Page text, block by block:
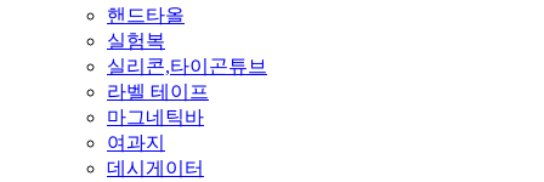
핸드타올
실험복
실리콘,타이곤튜브
라벨 테이프
마그네틱바
여과지
데시게이터